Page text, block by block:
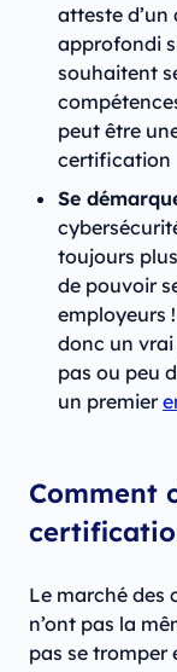
atteste
approfondi
souhaitent
peut être
certification
Se
toujours
de pouvoir
employeurs
donc un vrai
pas ou peu
un premier
Comment
Le marché des
n’ont pas la
pas se tromper